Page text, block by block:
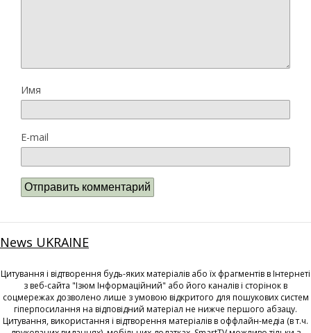
Имя
E-mail
News UKRAINE
Цитування і відтворення будь-яких матеріалів або їх фрагментів в Інтернеті
з веб-сайта "Ізюм Інформаційний" або його каналів і сторінок в
соцмережах дозволено лише з умовою відкритого для пошукових систем
гіперпосилання на відповідний матеріал не нижче першого абзацу.
Цитування, використання і відтворення матеріалів в оффлайн-медіа (в т.ч.